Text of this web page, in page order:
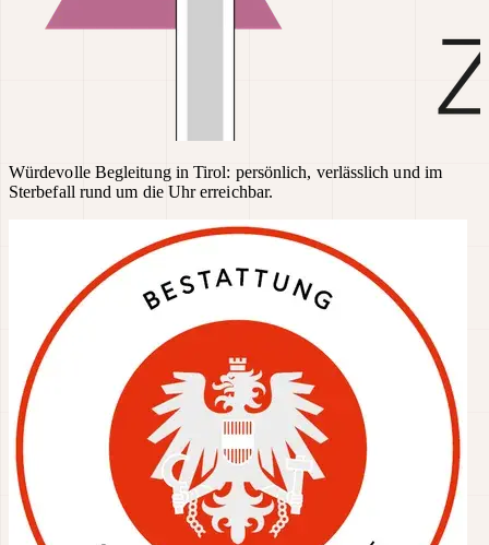
Würdevolle Begleitung in Tirol: persönlich, verlässlich und im
Sterbefall rund um die Uhr erreichbar.